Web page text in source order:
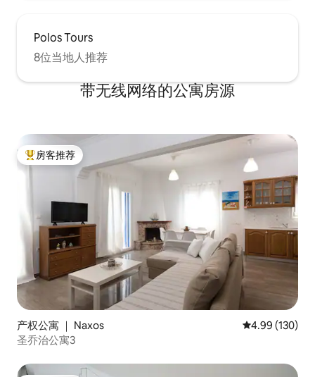
Polos Tours
8位当地人推荐
带无线网络的公寓房源
热门「房客推荐」
房客推荐
产权公寓 ｜ Naxos 平均评分 4.99
4.99 (130)
圣乔治公寓3